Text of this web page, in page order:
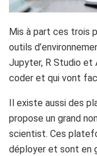
Mis à part ces trois
outils
Jupyter, R Studio et
coder et qui vont
Il existe aussi des
propose un grand
scientist. Ces
déployer et sont en